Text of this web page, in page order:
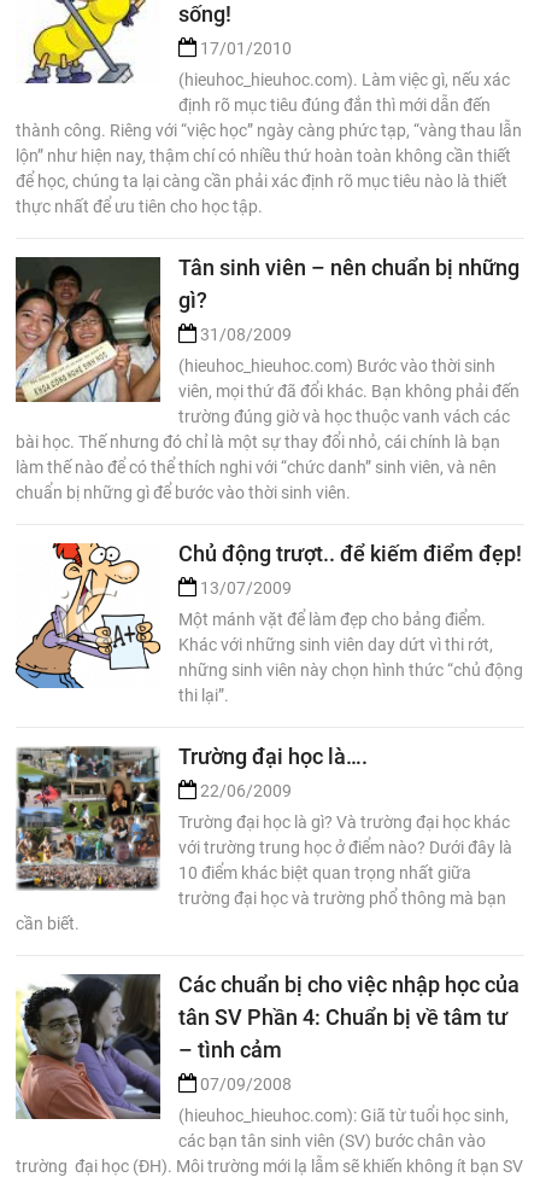
sống!
17/01/2010
(hieuhoc_hieuhoc.com). Làm việc gì, nếu xác
định rõ mục tiêu đúng đắn thì mới dẫn đến
thành công. Riêng với “việc học” ngày càng phức tạp, “vàng thau lẫn
lộn” như hiện nay, thậm chí có nhiều thứ hoàn toàn không cần thiết
để học, chúng ta lại càng cần phải xác định rõ mục tiêu nào là thiết
thực nhất để ưu tiên cho học tập.
Tân sinh viên – nên chuẩn bị những
gì?
31/08/2009
(hieuhoc_hieuhoc.com) Bước vào thời sinh
viên, mọi thứ đã đổi khác. Bạn không phải đến
trường đúng giờ và học thuộc vanh vách các
bài học. Thế nhưng đó chỉ là một sự thay đổi nhỏ, cái chính là bạn
làm thế nào để có thể thích nghi với “chức danh” sinh viên, và nên
chuẩn bị những gì để bước vào thời sinh viên.
Chủ động trượt.. để kiếm điểm đẹp!
13/07/2009
Một mánh vặt để làm đẹp cho bảng điểm.
Khác với những sinh viên day dứt vì thi rớt,
những sinh viên này chọn hình thức “chủ động
thi lại”.
Trường đại học là….
22/06/2009
Trường đại học là gì? Và trường đại học khác
với trường trung học ở điểm nào? Dưới đây là
10 điểm khác biệt quan trọng nhất giữa
trường đại học và trường phổ thông mà bạn
cần biết.
Các chuẩn bị cho việc nhập học của
tân SV Phần 4: Chuẩn bị về tâm tư
– tình cảm
07/09/2008
(hieuhoc_hieuhoc.com): Giã từ tuổi học sinh,
các bạn tân sinh viên (SV) bước chân vào
trường đại học (ĐH). Môi trường mới lạ lẫm sẽ khiến không ít bạn SV